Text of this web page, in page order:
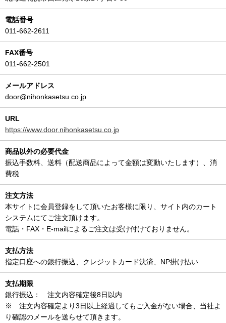
電話番号
011-662-2611
FAX番号
011-662-2501
メールアドレス
door@nihonkasetsu.co.jp
URL
https://www.door.nihonkasetsu.co.jp
商品以外の必要代金
振込手数料、送料（配送商品によって金額は変動いたします）、消
費税
注文方法
本サイトに会員登録をして頂いたお客様に限り、サイト内のカート
システムにてご注文頂けます。
電話・FAX・E-mailによるご注文は受け付けておりません。
支払方法
指定口座への銀行振込、クレジットカード決済、NP掛け払い
支払期限
銀行振込： 注文内容確定後8日以内
※ 注文内容確定より3日以上経過してもご入金がない場合、当社よ
り確認のメールを送らせて頂きます。